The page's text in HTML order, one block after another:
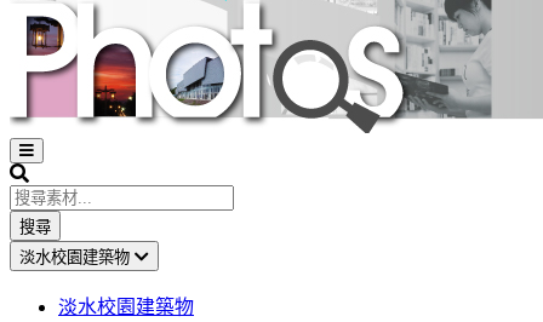
Open
sidebar
Search
搜尋
淡水校園建築物
淡水校園建築物